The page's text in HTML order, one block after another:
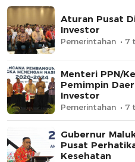
Aturan Pusat
Investor
Pemerintahan 7
Menteri PPN/
Pemimpin
Investor
Pemerintahan 7
Gubernur
Pusat
Kesehatan